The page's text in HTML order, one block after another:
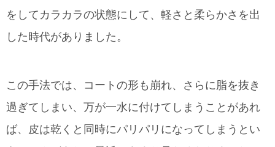
をしてカラカラの状態にして、軽さと柔らかさを出
した時代がありました。
この手法では、コートの形も崩れ、さらに脂を抜き
過ぎてしまい、万が一水に付けてしまうことがあれ
ば、皮は乾くと同時にパリパリになってしまうとい